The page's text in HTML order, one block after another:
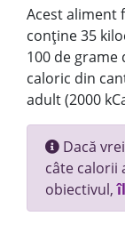
Acest aliment
conține 35
100 de
caloric din
adult (2000
Dacă
câte calorii
obiectivul,